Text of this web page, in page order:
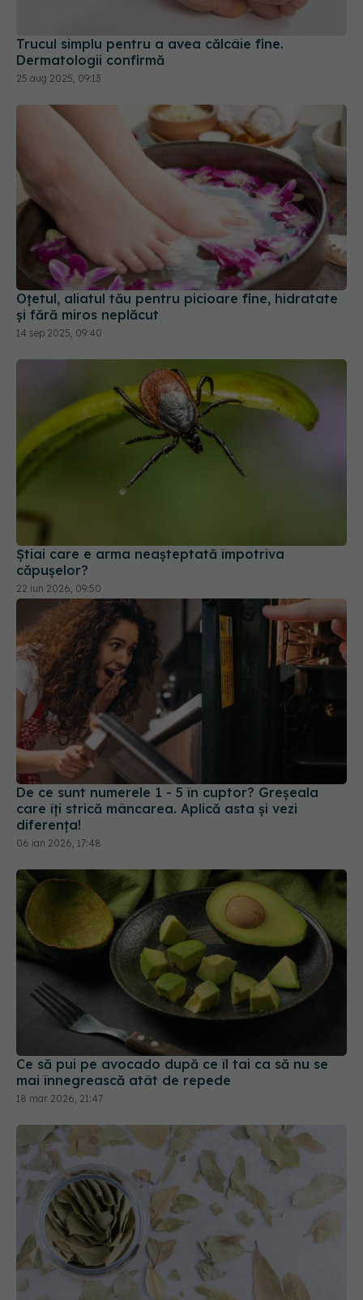
Trucul simplu pentru a avea călcâie fine.
Dermatologii confirmă
25 aug 2025, 09:13
Oțetul, aliatul tău pentru picioare fine, hidratate
și fără miros neplăcut
14 sep 2025, 09:40
Știai care e arma neașteptată împotriva
căpușelor?
22 iun 2026, 09:50
De ce sunt numerele 1 - 5 în cuptor? Greșeala
care îți strică mâncarea. Aplică asta și vezi
diferența!
06 ian 2026, 17:48
Ce să pui pe avocado după ce îl tai ca să nu se
mai înnegrească atât de repede
18 mar 2026, 21:47